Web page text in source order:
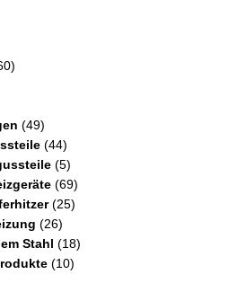
(49)
(44)
(5)
(69)
(25)
(26)
Stahl (18)
(10)